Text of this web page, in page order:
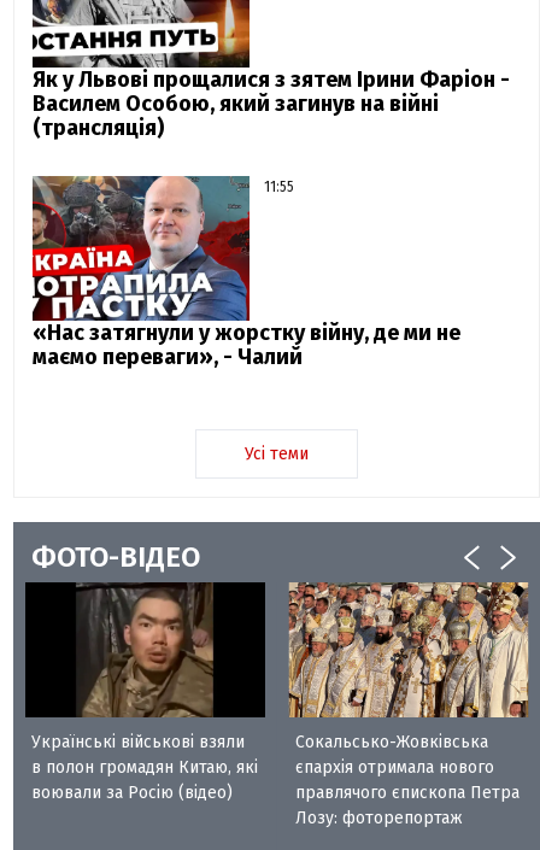
Як у Львові прощалися з зятем Ірини Фаріон -
Василем Особою, який загинув на війні
(трансляція)
11:55
«Нас затягнули у жорстку війну, де ми не
маємо переваги», - Чалий
Усі теми
ФОТО-ВІДЕО
Українські військові взяли
в полон громадян Китаю, які
воювали за Росію (відео)
Сокальсько-Жовківська
єпархія отримала нового
правлячого єпископа Петра
Лозу: фоторепортаж